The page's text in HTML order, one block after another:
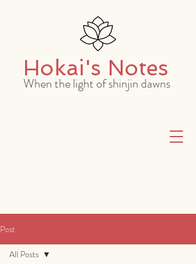
When the light of shinjin dawns
Hokai's Notes
Post
All Posts